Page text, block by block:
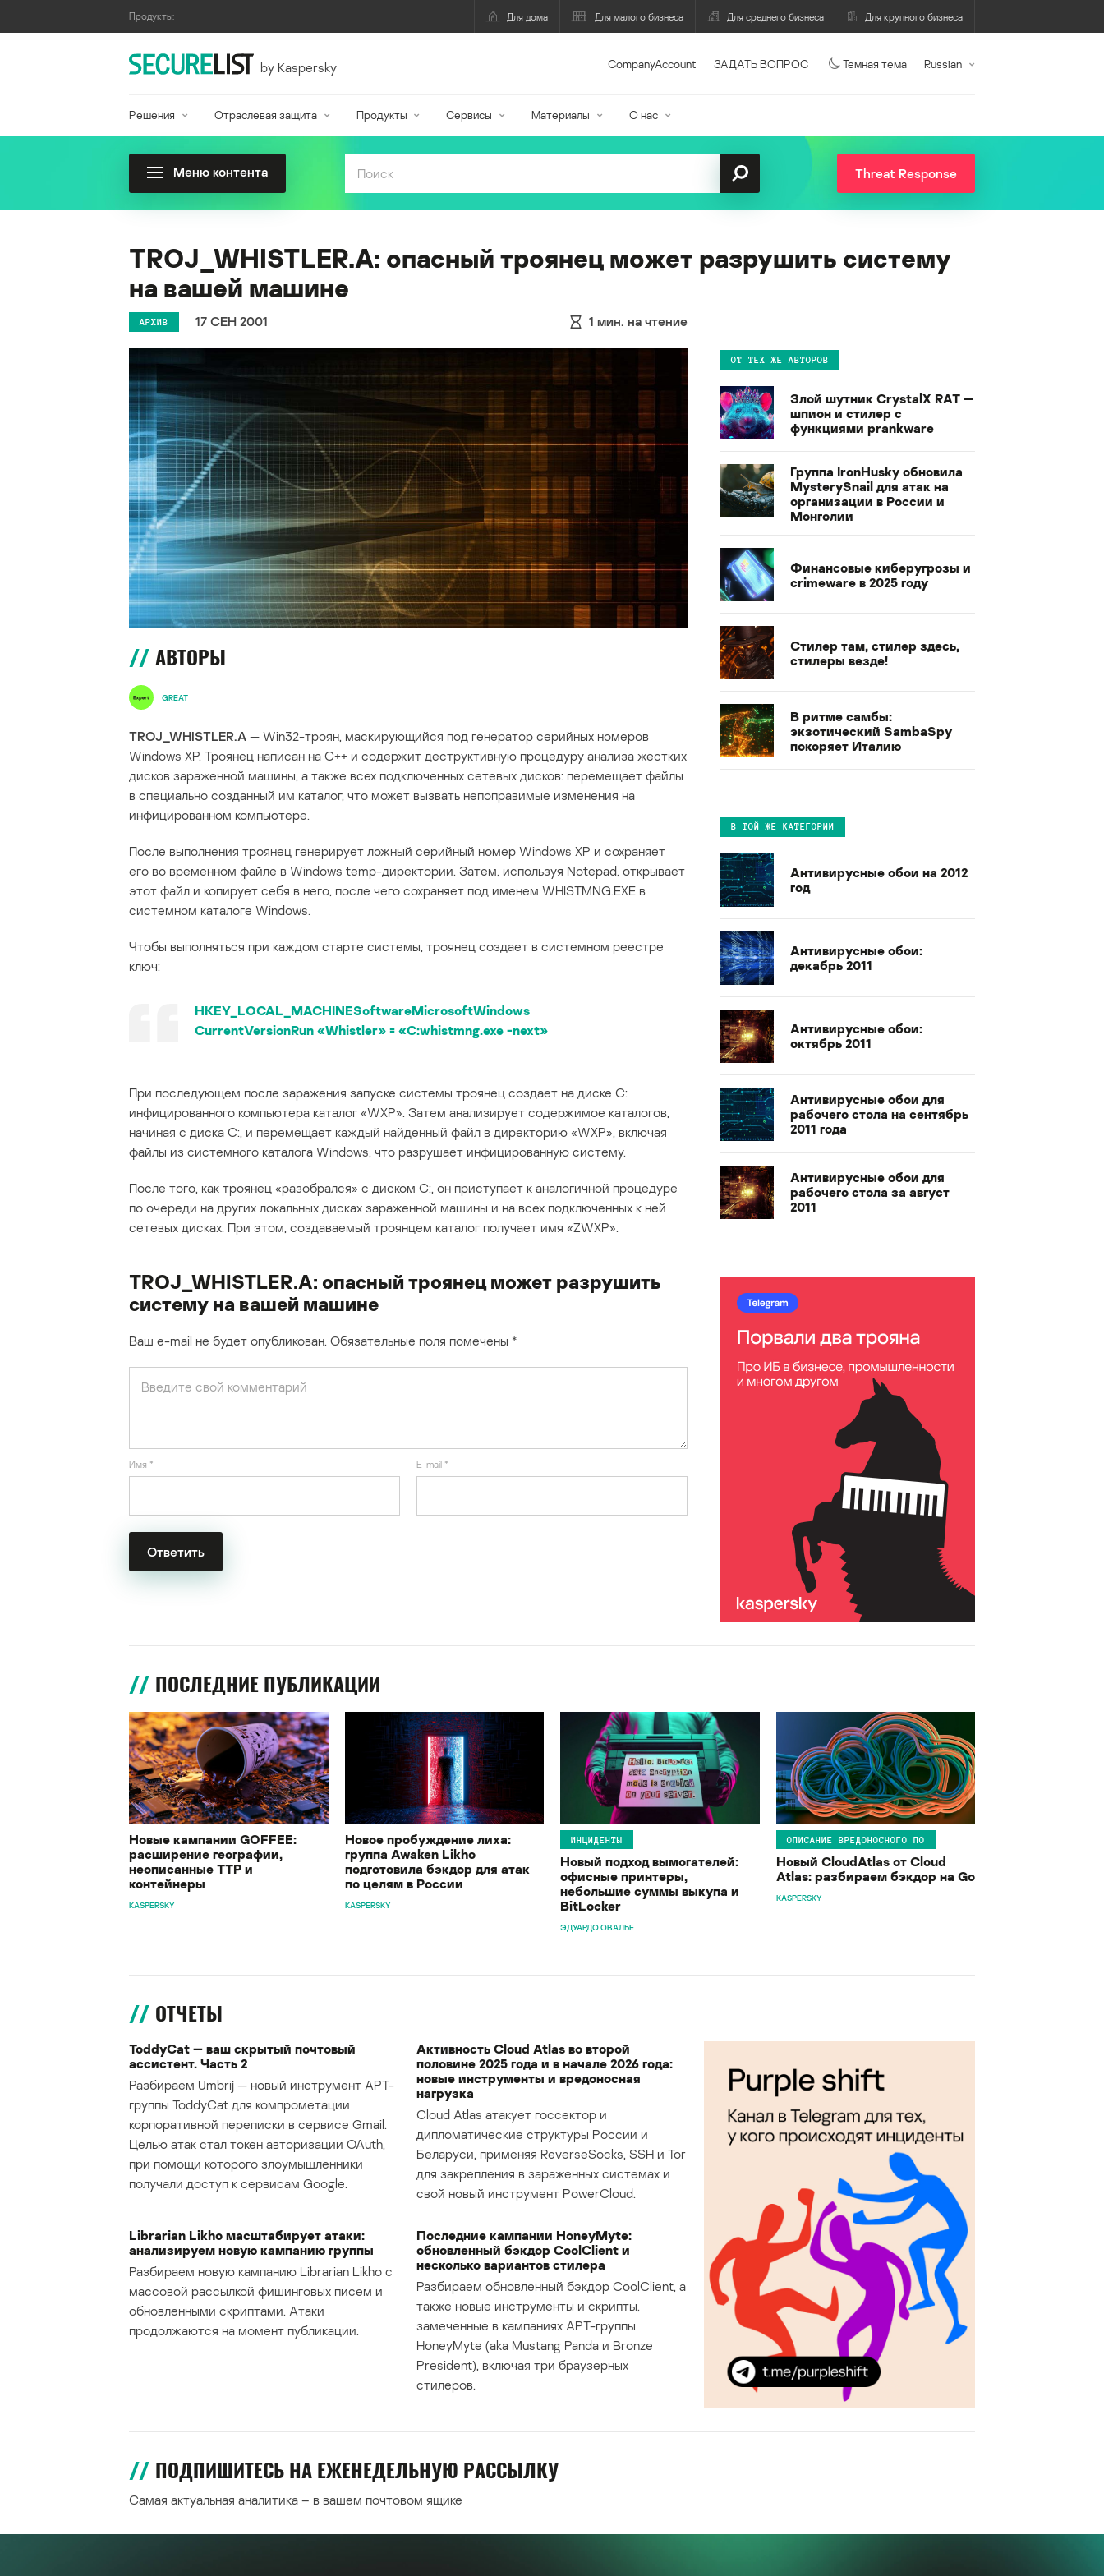
Продукты: Для дома Для малого бизнеса Для среднего бизнеса Для крупного бизнеса
by Kaspersky CompanyAccount ЗАДАТЬ ВОПРОС Темная тема Russian
Решения Отраслевая защита Продукты Сервисы Материалы О нас
Меню контента Threat Response
TROJ_WHISTLER.A: опасный троянец может разрушить систему
на вашей машине
АРХИВ 17 СЕН 2001 1 мин. на чтение
АВТОРЫ
GREAT
TROJ_WHISTLER.A — Win32-троян, маскирующийся под генератор серийных номеров
Windows XP. Троянец написан на C++ и содержит деструктивную процедуру анализа жестких
дисков зараженной машины, а также всех подключенных сетевых дисков: перемещает файлы
в специально созданный им каталог, что может вызвать непоправимые изменения на
инфицированном компьютере.
После выполнения троянец генерирует ложный серийный номер Windows XP и сохраняет
его во временном файле в Windows temp-директории. Затем, используя Notepad, открывает
этот файл и копирует себя в него, после чего сохраняет под именем WHISTMNG.EXE в
системном каталоге Windows.
Чтобы выполняться при каждом старте системы, троянец создает в системном реестре
ключ:
HKEY_LOCAL_MACHINESoftwareMicrosoftWindows
CurrentVersionRun «Whistler» = «C:whistmng.exe -next»
При последующем после заражения запуске системы троянец создает на диске C:
инфицированного компьютера каталог «WXP». Затем анализирует содержимое каталогов,
начиная с диска C:, и перемещает каждый найденный файл в директорию «WXP», включая
файлы из системного каталога Windows, что разрушает инфицированную систему.
После того, как троянец «разобрался» с диском C:, он приступает к аналогичной процедуре
по очереди на других локальных дисках зараженной машины и на всех подключенных к ней
сетевых дисках. При этом, создаваемый троянцем каталог получает имя «ZWXP».
TROJ_WHISTLER.A: опасный троянец может разрушить
систему на вашей машине
Ваш e-mail не будет опубликован. Обязательные поля помечены *
Имя * E-mail *
ОТ ТЕХ ЖЕ АВТОРОВ
Злой шутник CrystalX RAT —
шпион и стилер с
функциями prankware
Группа IronHusky обновила
MysterySnail для атак на
организации в России и
Монголии
Финансовые киберугрозы и
crimeware в 2025 году
Стилер там, стилер здесь,
стилеры везде!
В ритме самбы:
экзотический SambaSpy
покоряет Италию
В ТОЙ ЖЕ КАТЕГОРИИ
Антивирусные обои на 2012
год
Антивирусные обои:
декабрь 2011
Антивирусные обои:
октябрь 2011
Антивирусные обои для
рабочего стола на сентябрь
2011 года
Антивирусные обои для
рабочего стола за август
2011
ПОСЛЕДНИЕ ПУБЛИКАЦИИ
Новые кампании GOFFEE:
расширение географии,
неописанные TTP и
контейнеры
KASPERSKY
Новое пробуждение лиха:
группа Awaken Likho
подготовила бэкдор для атак
по целям в России
KASPERSKY
ИНЦИДЕНТЫ
Новый подход вымогателей:
офисные принтеры,
небольшие суммы выкупа и
BitLocker
ЭДУАРДО ОВАЛЬЕ
ОПИСАНИЕ ВРЕДОНОСНОГО ПО
Новый CloudAtlas от Cloud
Atlas: разбираем бэкдор на Go
KASPERSKY
ОТЧЕТЫ
ToddyCat — ваш скрытый почтовый
ассистент. Часть 2
Разбираем Umbrij — новый инструмент APT-
группы ToddyCat для компрометации
корпоративной переписки в сервисе Gmail.
Целью атак стал токен авторизации OAuth,
при помощи которого злоумышленники
получали доступ к сервисам Google.
Активность Cloud Atlas во второй
половине 2025 года и в начале 2026 года:
новые инструменты и вредоносная
нагрузка
Cloud Atlas атакует госсектор и
дипломатические структуры России и
Беларуси, применяя ReverseSocks, SSH и Tor
для закрепления в зараженных системах и
свой новый инструмент PowerCloud.
Librarian Likho масштабирует атаки:
анализируем новую кампанию группы
Разбираем новую кампанию Librarian Likho с
массовой рассылкой фишинговых писем и
обновленными скриптами. Атаки
продолжаются на момент публикации.
Последние кампании HoneyMyte:
обновленный бэкдор CoolClient и
несколько вариантов стилера
Разбираем обновленный бэкдор CoolClient, а
также новые инструменты и скрипты,
замеченные в кампаниях APT-группы
HoneyMyte (aka Mustang Panda и Bronze
President), включая три браузерных
стилеров.
ПОДПИШИТЕСЬ НА ЕЖЕНЕДЕЛЬНУЮ РАССЫЛКУ
Самая актуальная аналитика – в вашем почтовом ящике